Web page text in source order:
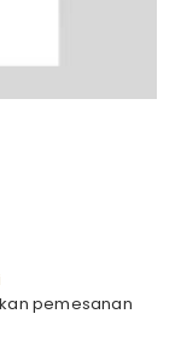
pemesanan